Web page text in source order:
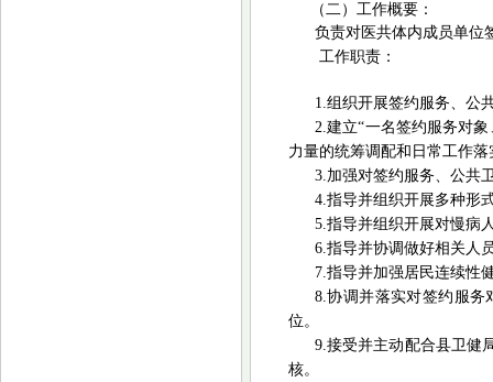
（二）工作概要：
负责对医共体内成员单位
工作职责：
1.组织开展签约服务、公
2.建立“一名签约服务对
力量的统筹调配和日常工作落
3.加强对签约服务、公共
4.指导并组织开展多种形
5.指导并组织开展对慢病
6.指导并协调做好相关人
7.指导并加强居民连续性
8.协调并落实对签约服务
位。
9.接受并主动配合县卫健
核。